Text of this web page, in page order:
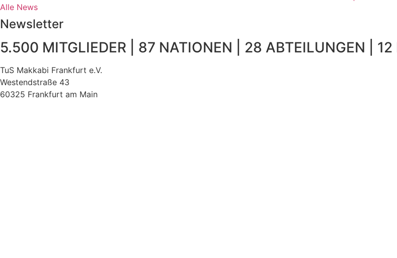
Alle News
Newsletter
5.500 MITGLIEDER | 87 NATIONEN | 28 ABTEILUNGEN | 12
TuS Makkabi Frankfurt e.V.
Westendstraße 43
60325 Frankfurt am Main